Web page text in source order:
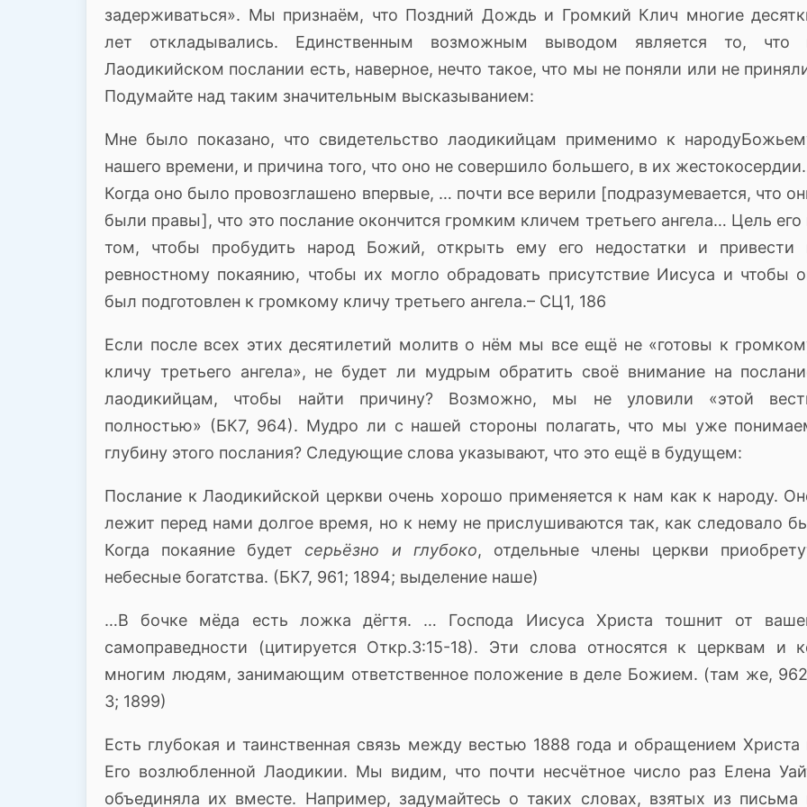
задерживаться». Мы признаём, что Поздний Дождь и Громкий Клич многие
лет откладывались. Единственным возможным выводом является то, что
Лаодикийском послании есть, наверное, нечто такое, что мы не поняли или не
Подумайте над таким значительным высказыванием:
Мне было показано, что свидетельство лаодикийцам применимо к
нашего времени, и причина того, что оно не совершило большего, в их
Когда оно было провозглашено впервые, … почти все верили [подразумевается, что
были правы], что это послание окончится громким кличем третьего ангела… Цель его
том, чтобы пробудить народ Божий, открыть ему его недостатки и привести
ревностному покаянию, чтобы их могло обрадовать присутствие Иисуса и чтобы
был подготовлен к громкому кличу третьего ангела.– СЦ1, 186
Если после всех этих десятилетий молитв о нём мы все ещё не «готовы к
кличу третьего ангела», не будет ли мудрым обратить своё внимание на
лаодикийцам, чтобы найти причину? Возможно, мы не уловили «этой
полностью» (БК7, 964). Мудро ли с нашей стороны полагать, что мы уже
глубину этого послания? Следующие слова указывают, что это ещё в будущем:
Послание к Лаодикийской церкви очень хорошо применяется к нам как к народу.
лежит перед нами долгое время, но к нему не прислушиваются так, как следовало
Когда покаяние будет серьёзно и глубоко, отдельные члены церкви
небесные богатства. (БК7, 961; 1894; выделение наше)
…В бочке мёда есть ложка дёгтя. … Господа Иисуса Христа тошнит от
самоправедности (цитируется Откр.3:15-18). Эти слова относятся к церквам и
многим людям, занимающим ответственное положение в деле Божием. (там же,
3; 1899)
Есть глубокая и таинственная связь между вестью 1888 года и обращением Христа
Его возлюбленной Лаодикии. Мы видим, что почти несчётное число раз Елена
объединяла их вместе. Например, задумайтесь о таких словах, взятых из письма